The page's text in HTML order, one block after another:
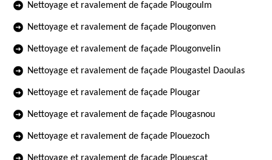
Nettoyage et ravalement de façade Plougoulm
Nettoyage et ravalement de façade Plougonven
Nettoyage et ravalement de façade Plougonvelin
Nettoyage et ravalement de façade Plougastel Daoulas
Nettoyage et ravalement de façade Plougar
Nettoyage et ravalement de façade Plougasnou
Nettoyage et ravalement de façade Plouezoch